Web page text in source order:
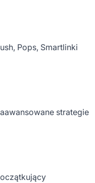
Pops, Smartlinki
strategie